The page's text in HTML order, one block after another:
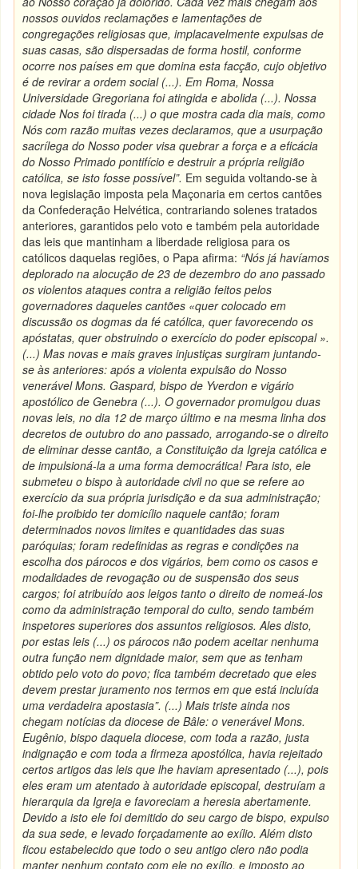
nossos ouvidos reclamações e lamentações de
congregações religiosas que, implacavelmente expulsas de
suas casas, são dispersadas de forma hostil, conforme
ocorre nos países em que domina esta facção, cujo objetivo
é de revirar a ordem social (...). Em Roma, Nossa
Universidade Gregoriana foi atingida e abolida (...). Nossa
cidade Nos foi tirada (...) o que mostra cada dia mais, como
Nós com razão muitas vezes declaramos, que a usurpação
sacrílega do Nosso poder visa quebrar a força e a eficácia
do Nosso Primado pontifício e destruir a própria religião
católica, se isto fosse possível”. Em seguida voltando-se à
nova legislação imposta pela Maçonaria em certos cantões
da Confederação Helvética, contrariando solenes tratados
anteriores, garantidos pelo voto e também pela autoridade
das leis que mantinham a liberdade religiosa para os
católicos daquelas regiões, o Papa afirma: “Nós já havíamos
deplorado na alocução de 23 de dezembro do ano passado
os violentos ataques contra a religião feitos pelos
governadores daqueles cantões «quer colocado em
discussão os dogmas da fé católica, quer favorecendo os
apóstatas, quer obstruindo o exercício do poder episcopal ».
(...) Mas novas e mais graves injustiças surgiram juntando-
se às anteriores: após a violenta expulsão do Nosso
venerável Mons.Gaspard, bispo de Yverdon e vigário
apostólico de Genebra (...). O governador promulgou duas
novas leis, no dia 12 de março último e na mesma linha dos
decretos de outubro do ano passado, arrogando-se o direito
de eliminar desse cantão, a Constituição da Igreja católica e
de impulsioná-la a uma forma democrática! Para isto, ele
submeteu o bispo à autoridade civil no que se refere ao
exercício da sua própria jurisdição e da sua administração;
foi-lhe proibido ter domicílio naquele cantão; foram
determinados novos limites e quantidades das suas
paróquias; foram redefinidas as regras e condições na
escolha dos párocos e dos vigários, bem como os casos e
modalidades de revogação ou de suspensão dos seus
cargos; foi atribuído aos leigos tanto o direito de nomeá-los
como da administração temporal do culto, sendo também
inspetores superiores dos assuntos religiosos. Ales disto,
por estas leis (...) os párocos não podem aceitar nenhuma
outra função nem dignidade maior, sem que as tenham
obtido pelo voto do povo; fica também decretado que eles
devem prestar juramento nos termos em que está incluída
uma verdadeira apostasia”. (...) Mais triste ainda nos
chegam notícias da diocese deBâle: o venerável Mons.
Eugênio, bispo daquela diocese, com toda a razão, justa
indignação e com toda a firmeza apostólica, havia rejeitado
certos artigos das leis que lhe haviam apresentado (...), pois
eles eram um atentado à autoridade episcopal, destruíam a
hierarquia da Igreja e favoreciam a heresia abertamente.
Devido a isto ele foi demitido do seu cargo de bispo, expulso
da sua sede, e levado forçadamente ao exílio. Além disto
ficou estabelecido que todo o seu antigo clero não podia
manter nenhum contato com ele no exílio, e imposto ao